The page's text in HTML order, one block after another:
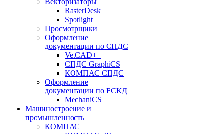
Векторизаторы
RasterDesk
Spotlight
Просмотрщики
Оформление
документации по СПДС
VetCAD++
СПДС GraphiCS
КОМПАС СПДС
Оформление
документации по ЕСКД
MechaniCS
Машиностроение и
промышленность
КОМПАС